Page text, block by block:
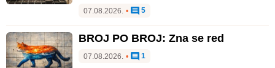
07.08.2026. • 5
BROJ PO BROJ: Zna se red
07.08.2026. • 1